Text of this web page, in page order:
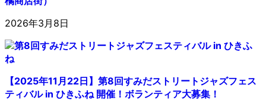
2026年3月8日
【2025年11月22日】第8回すみだストリートジャズフェス
ティバル in ひきふね 開催！ボランティア大募集！